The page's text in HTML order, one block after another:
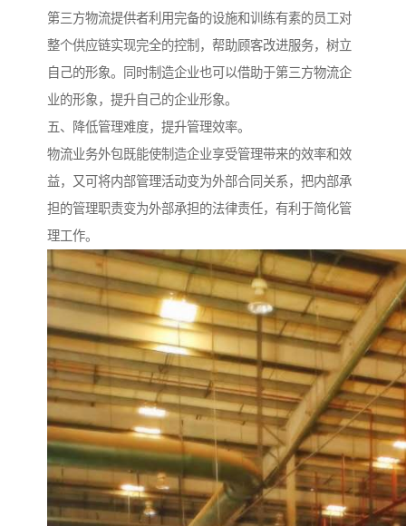
第三方物流提供者利用完备的设施和训练有素的员工对
整个供应链实现完全的控制，帮助顾客改进服务，树立
自己的形象。同时制造企业也可以借助于第三方物流企
业的形象，提升自己的企业形象。
五、降低管理难度，提升管理效率。
物流业务外包既能使制造企业享受管理带来的效率和效
益，又可将内部管理活动变为外部合同关系，把内部承
担的管理职责变为外部承担的法律责任，有利于简化管
理工作。